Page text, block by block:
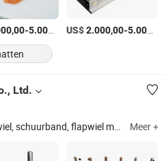
-5.000,00 /Set
US$2.000,00-5.000,00
Ltd.
schuurdisc, snijdisk, slijpschijf, polijstpad, niet-geweven polijstwiel, wolwiel Meer +